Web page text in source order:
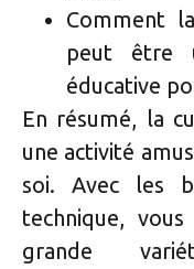
Comment
peut être
éducative
En résumé, la
une activité
soi. Avec les
technique,
grande